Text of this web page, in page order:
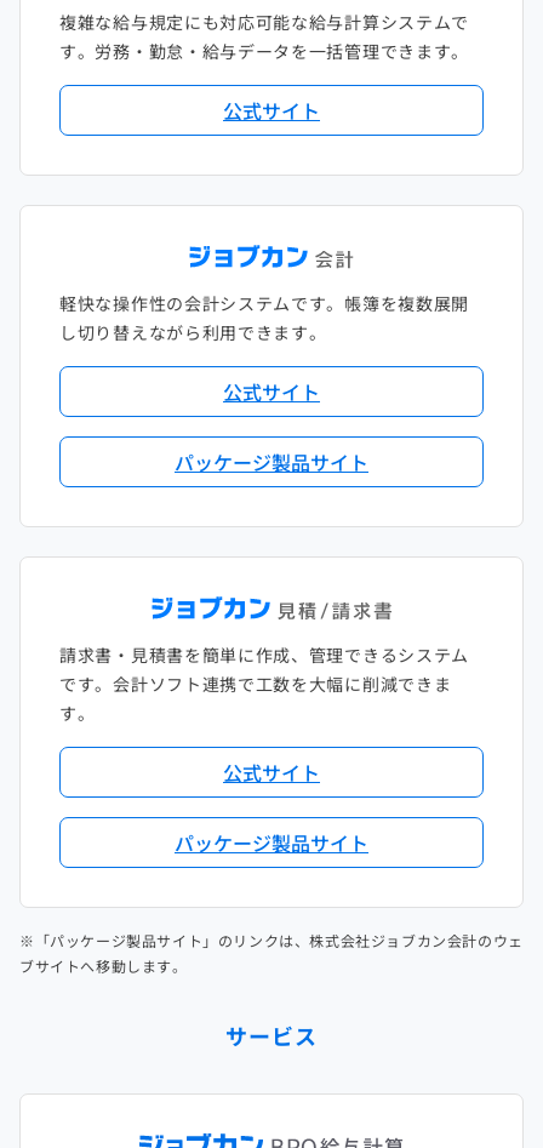
複雑な給与規定にも対応可能な給与計算システムで
す。労務・勤怠・給与データを一括管理できます。
公式サイト
軽快な操作性の会計システムです。帳簿を複数展開
し切り替えながら利用できます。
公式サイト
パッケージ製品サイト
請求書・見積書を簡単に作成、管理できるシステム
です。会計ソフト連携で工数を大幅に削減できま
す。
公式サイト
パッケージ製品サイト
※「パッケージ製品サイト」のリンクは、株式会社ジョブカン会計のウェ
ブサイトへ移動します。
サービス